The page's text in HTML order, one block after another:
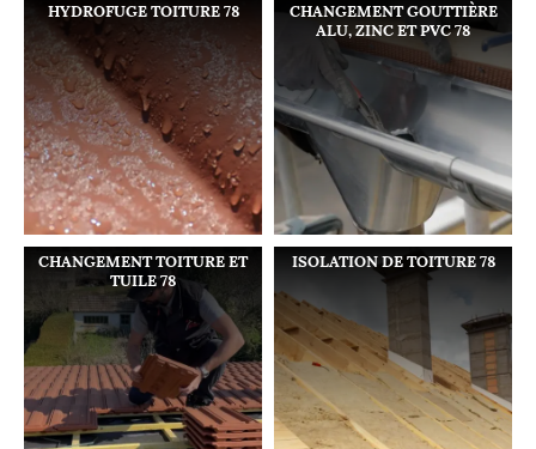
HYDROFUGE TOITURE 78
CHANGEMENT GOUTTIÈRE
ALU, ZINC ET PVC 78
CHANGEMENT TOITURE ET
TUILE 78
ISOLATION DE TOITURE 78